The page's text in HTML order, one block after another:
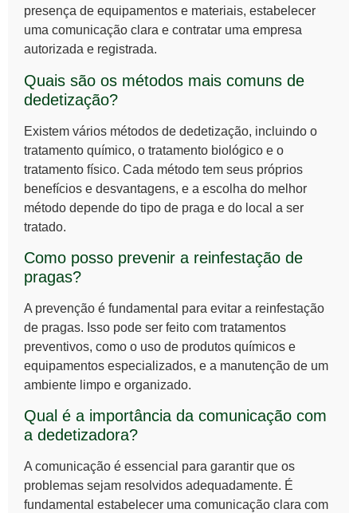
presença de equipamentos e materiais, estabelecer
uma comunicação clara e contratar uma empresa
autorizada e registrada.
Quais são os métodos mais comuns de
dedetização?
Existem vários métodos de dedetização, incluindo o
tratamento químico, o tratamento biológico e o
tratamento físico. Cada método tem seus próprios
benefícios e desvantagens, e a escolha do melhor
método depende do tipo de praga e do local a ser
tratado.
Como posso prevenir a reinfestação de
pragas?
A prevenção é fundamental para evitar a reinfestação
de pragas. Isso pode ser feito com tratamentos
preventivos, como o uso de produtos químicos e
equipamentos especializados, e a manutenção de um
ambiente limpo e organizado.
Qual é a importância da comunicação com
a dedetizadora?
A comunicação é essencial para garantir que os
problemas sejam resolvidos adequadamente. É
fundamental estabelecer uma comunicação clara com